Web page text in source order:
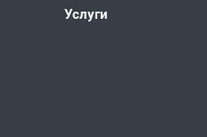
Услуги